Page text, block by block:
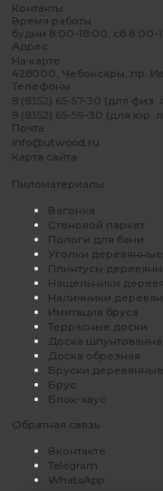
Контакты
Время работы
будни 8:00-18:00, сб 8:00-
Адрес
На карте
428000, Чебоксары, пр.
Телефоны
8 (8352) 65-57-30 (для физ.
8 (8352) 65-59-30 (для юр.
Почта
info@utwood.ru
Карта сайта
Пиломатериалы
Вагонка
Стеновой паркет
Пологи для бани
Уголки деревянные
Плинтусы
Нащельники
Наличники
Имитация бруса
Террасные доски
Доска
Доска обрезная
Бруски деревянные
Брус
Блок-хаус
Обратная связь
Вконтакте
Telegram
WhatsApp